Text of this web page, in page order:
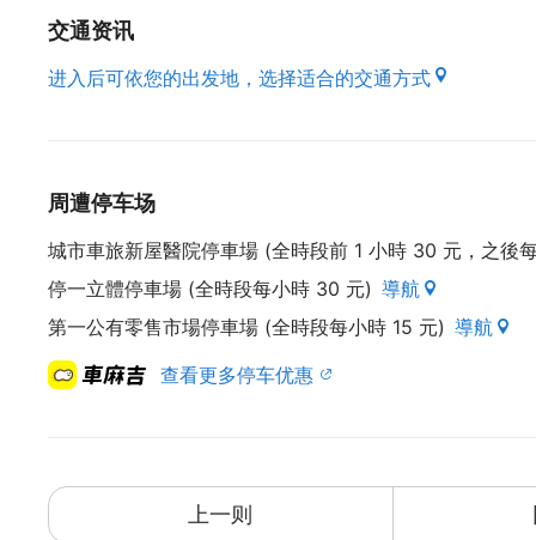
交通资讯
进入后可依您的出发地，选择适合的交通方式
周遭停车场
城市車旅新屋醫院停車場 (全時段前 1 小時 30 元，之後
停一立體停車場 (全時段每小時 30 元) 導航
第一公有零售市場停車場 (全時段每小時 15 元) 導航
查看更多停车优惠
上一则